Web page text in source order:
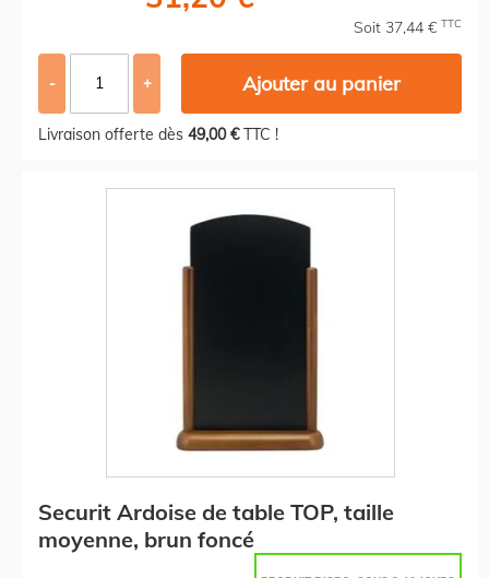
Soit 37,44 € TTC
- + Ajouter au panier
Livraison offerte dès 49,00 €TTC !
Securit Ardoise de table TOP, taille
moyenne, brun foncé